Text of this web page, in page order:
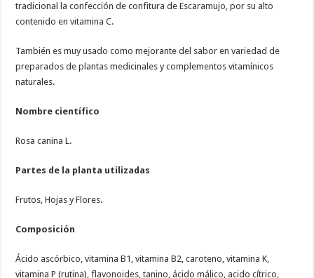
tradicional la confección de confitura de Escaramujo, por su alto
contenido en vitamina C.
También es muy usado como mejorante del sabor en variedad de
preparados de plantas medicinales y complementos vitamínicos
naturales.
Nombre científico
Rosa canina L.
Partes de la planta utilizadas
Frutos, Hojas y Flores.
Composición
Ácido ascórbico, vitamina B1, vitamina B2, caroteno, vitamina K,
vitamina P (rutina), flavonoides, tanino, ácido málico, acido cítrico,